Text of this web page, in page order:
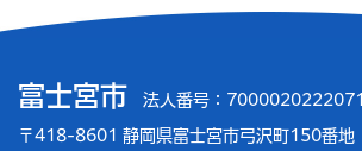
富士宮市 法人番号：7000020222071
〒418-8601 静岡県富士宮市弓沢町150番地